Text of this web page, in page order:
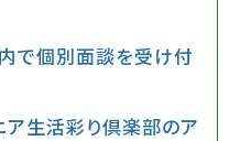
で個別面談を受け付
生活彩り倶楽部のア